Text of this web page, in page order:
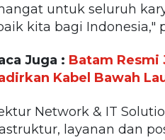
untuk seluruh
kita bagi Indonesia,"
Juga : Batam Resmi
Kabel Bawah
Network & IT
layanan dan